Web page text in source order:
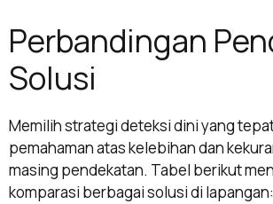
Perbandingan
Solusi
Memilih strategi deteksi dini yang
pemahaman atas kelebihan dan
masing pendekatan. Tabel berikut
komparasi berbagai solusi di lapangan: